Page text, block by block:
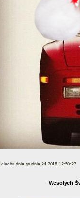
ciachu dnia grudnia 24 2018 12:50:27
Wesołych